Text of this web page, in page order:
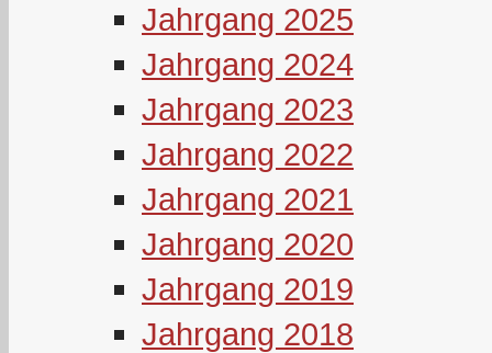
Jahrgang 2025
Jahrgang 2024
Jahrgang 2023
Jahrgang 2022
Jahrgang 2021
Jahrgang 2020
Jahrgang 2019
Jahrgang 2018